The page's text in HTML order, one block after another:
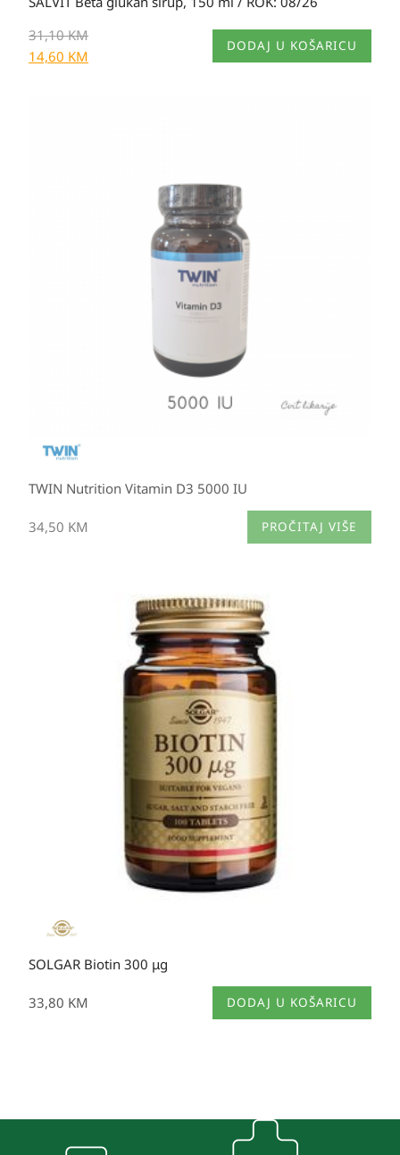
31,10KM
14,60 KM
DODAJ U KOŠARICU
TWIN Nutrition Vitamin D3 5000 IU
34,50 KM PROČITAJ VIŠE
SOLGAR Biotin 300 μg
33,80 KM DODAJ U KOŠARICU